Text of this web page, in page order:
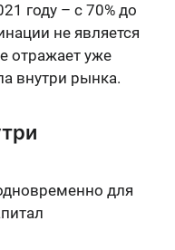
году – с 70% до
не является
отражает уже
внутри рынка.
для